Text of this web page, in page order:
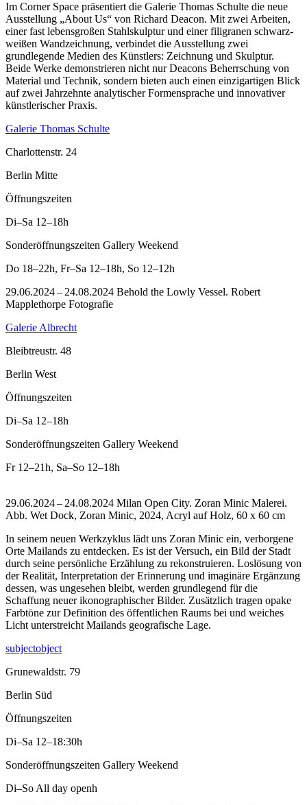
Im Corner Space präsentiert die Galerie Thomas Schulte die neue
Ausstellung „About Us“ von Richard Deacon. Mit zwei Arbeiten,
einer fast lebensgroßen Stahlskulptur und einer filigranen schwarz-
weißen Wandzeichnung, verbindet die Ausstellung zwei
grundlegende Medien des Künstlers: Zeichnung und Skulptur.
Beide Werke demonstrieren nicht nur Deacons Beherrschung von
Material und Technik, sondern bieten auch einen einzigartigen Blick
auf zwei Jahrzehnte analytischer Formensprache und innovativer
künstlerischer Praxis.
Galerie Thomas Schulte
Charlottenstr. 24
Berlin Mitte
Öffnungszeiten
Di–Sa 12–18h
Sonderöffnungszeiten Gallery Weekend
Do 18–22h, Fr–Sa 12–18h, So 12–12h
29.06.2024 – 24.08.2024 Behold the Lowly Vessel. Robert
Mapplethorpe Fotografie
Galerie Albrecht
Bleibtreustr. 48
Berlin West
Öffnungszeiten
Di–Sa 12–18h
Sonderöffnungszeiten Gallery Weekend
Fr 12–21h, Sa–So 12–18h
29.06.2024 – 24.08.2024 Milan Open City. Zoran Minic Malerei.
Abb. Wet Dock, Zoran Minic, 2024, Acryl auf Holz, 60 x 60 cm
In seinem neuen Werkzyklus lädt uns Zoran Minic ein, verborgene
Orte Mailands zu entdecken. Es ist der Versuch, ein Bild der Stadt
durch seine persönliche Erzählung zu rekonstruieren. Loslösung von
der Realität, Interpretation der Erinnerung und imaginäre Ergänzung
dessen, was ungesehen bleibt, werden grundlegend für die
Schaffung neuer ikonographischer Bilder. Zusätzlich tragen opake
Farbtöne zur Definition des öffentlichen Raums bei und weiches
Licht unterstreicht Mailands geografische Lage.
subjectobject
Grunewaldstr. 79
Berlin Süd
Öffnungszeiten
Di–Sa 12–18:30h
Sonderöffnungszeiten Gallery Weekend
Di–So All day openh